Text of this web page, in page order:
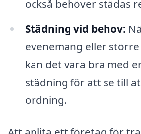
också behöver städas
Städning vid behov:
evenemang eller
kan det vara bra med
städning för att se till
ordning.